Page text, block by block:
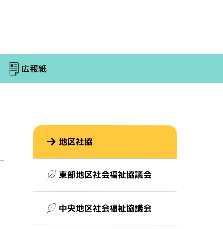
広報紙
地区社協
東部地区社会福祉協議会
中央地区社会福祉協議会